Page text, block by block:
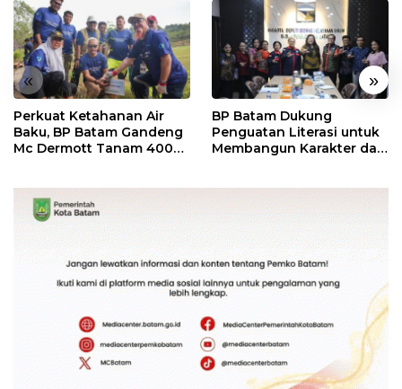
« »
Perkuat Ketahanan Air
Baku, BP Batam Gandeng
Mc Dermott Tanam 400
BP Batam Dukung
Penguatan Literasi untuk
Membangun Karakter dan